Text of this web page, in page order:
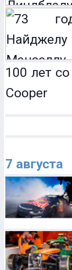
100 лет
Cooper
7 августа